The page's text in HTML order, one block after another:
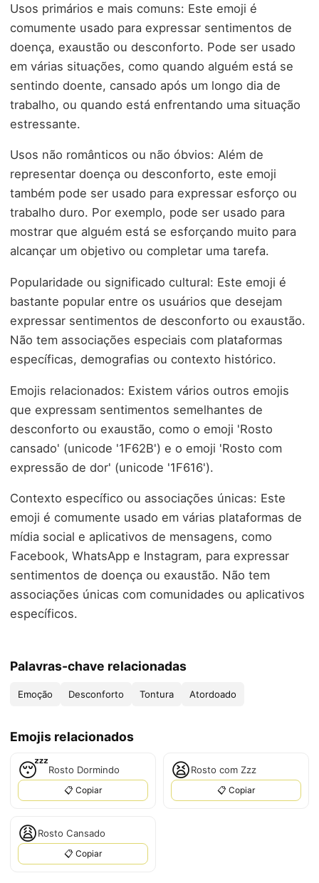
Usos primários e mais comuns: Este emoji é
comumente usado para expressar sentimentos de
doença, exaustão ou desconforto. Pode ser usado
em várias situações, como quando alguém está se
sentindo doente, cansado após um longo dia de
trabalho, ou quando está enfrentando uma situação
estressante.
Usos não românticos ou não óbvios: Além de
representar doença ou desconforto, este emoji
também pode ser usado para expressar esforço ou
trabalho duro. Por exemplo, pode ser usado para
mostrar que alguém está se esforçando muito para
alcançar um objetivo ou completar uma tarefa.
Popularidade ou significado cultural: Este emoji é
bastante popular entre os usuários que desejam
expressar sentimentos de desconforto ou exaustão.
Não tem associações especiais com plataformas
específicas, demografias ou contexto histórico.
Emojis relacionados: Existem vários outros emojis
que expressam sentimentos semelhantes de
desconforto ou exaustão, como o emoji 'Rosto
cansado' (unicode '1F62B') e o emoji 'Rosto com
expressão de dor' (unicode '1F616').
Contexto específico ou associações únicas: Este
emoji é comumente usado em várias plataformas de
mídia social e aplicativos de mensagens, como
Facebook, WhatsApp e Instagram, para expressar
sentimentos de doença ou exaustão. Não tem
associações únicas com comunidades ou aplicativos
específicos.
Palavras-chave relacionadas
Emoção Desconforto Tontura Atordoado
Emojis relacionados
😴Rosto Dormindo
📋 Copiar
😫Rosto com Zzz
📋 Copiar
😩Rosto Cansado
📋 Copiar